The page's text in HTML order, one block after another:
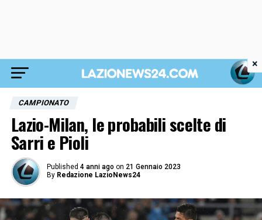
CAMPIONATO
Lazio-Milan, le probabili scelte di
Sarri e Pioli
Published 4 anni ago on 21 Gennaio 2023
By Redazione LazioNews24
×